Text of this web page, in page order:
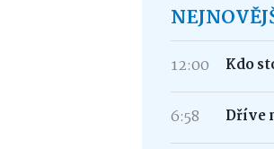
12:00 Kdo
6:58 Dříve